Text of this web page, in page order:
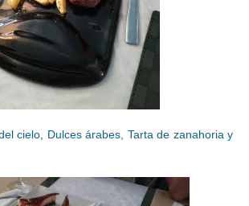
cielo, Dulces árabes, Tarta de zanahoria y